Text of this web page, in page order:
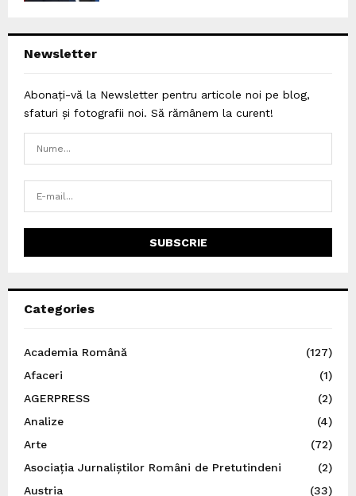
Newsletter
Abonați-vă la Newsletter pentru articole noi pe blog,
sfaturi și fotografii noi. Să rămânem la curent!
Categories
Academia Română
(127)
Afaceri
(1)
AGERPRESS
(2)
Analize
(4)
Arte
(72)
Asociația Jurnaliștilor Români de Pretutindeni
(2)
Austria
(33)